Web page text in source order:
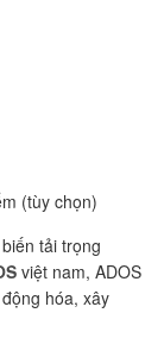
(tùy chọn)
tải trọng
việt nam, ADOS
hóa, xây